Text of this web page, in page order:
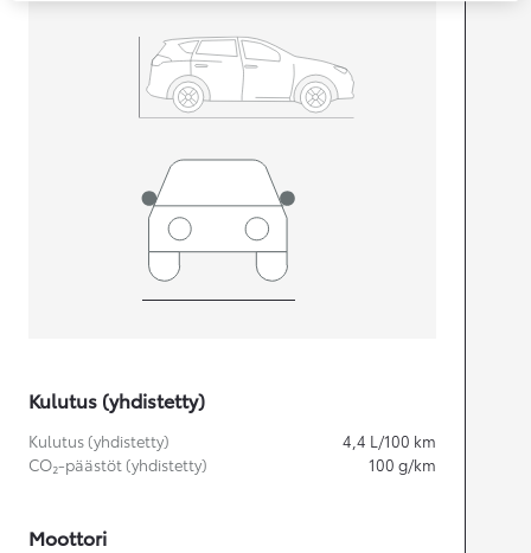
Kulutus (yhdistetty)
Kulutus (yhdistetty) 4,4 L/100 km
CO₂-päästöt (yhdistetty)
100 g/km
Moottori